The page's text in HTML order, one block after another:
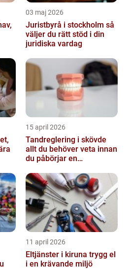
03 maj 2026
Juristbyrå i stockholm så
väljer du rätt stöd i din
juridiska vardag
15 april 2026
Tandreglering i skövde
allt du behöver veta innan
du påbörjar en
11 april 2026
Eltjänster i kiruna trygg el
i en krävande miljö